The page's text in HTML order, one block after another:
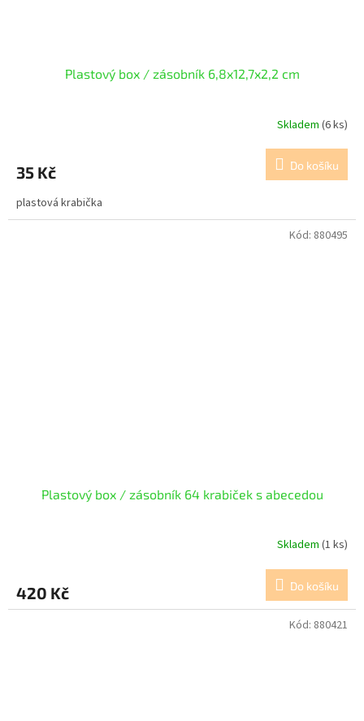
Plastový box / zásobník 6,8x12,7x2,2 cm
Skladem (6 ks)
35 Kč Do košíku
plastová krabička
Plastový box / zásobník 64 krabiček s abecedou
Skladem (1 ks)
420 Kč Do košíku
Kód: 880495
Kód: 880421